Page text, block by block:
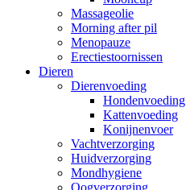
Massageolie
Morning after pil
Menopauze
Erectiestoornissen
Dieren
Dierenvoeding
Hondenvoeding
Kattenvoeding
Konijnenvoer
Vachtverzorging
Huidverzorging
Mondhygiene
Oogverzorging